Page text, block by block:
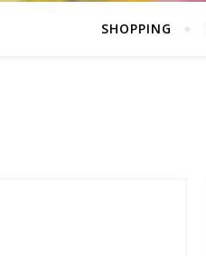
SHOPPING